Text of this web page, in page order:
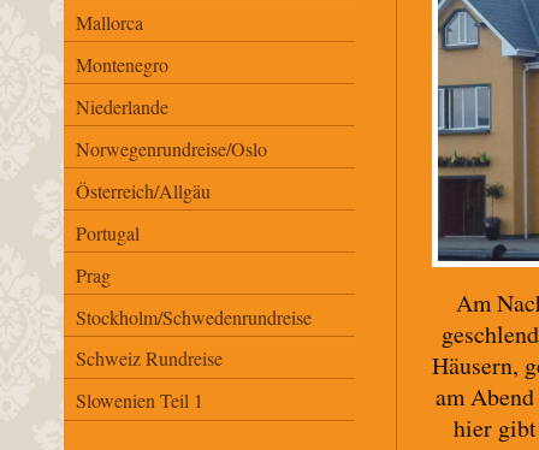
Am
Häusern,
am
hier
Mallorca
Montenegro
Niederlande
Norwegenrundreise/Oslo
Österreich/Allgäu
Portugal
Prag
Stockholm/Schwedenrundreise
Schweiz Rundreise
Slowenien Teil 1